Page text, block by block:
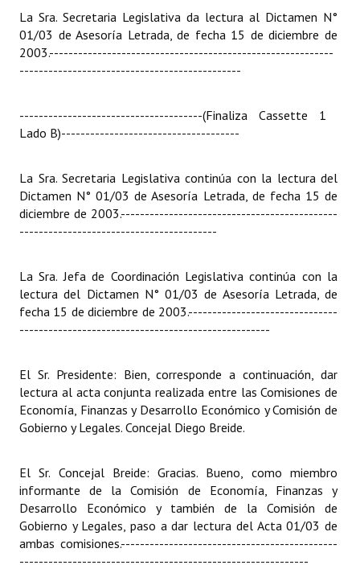
La Sra. Secretaria Legislativa da lectura al Dictamen N°
01/03 de Asesoría Letrada, de fecha 15 de diciembre de
2003.-----------------------------------------------------------
----------------------------------------------
--------------------------------------(Finaliza Cassette 1 
Lado B)-------------------------------------
La Sra. Secretaria Legislativa continúa con la lectura del
Dictamen N° 01/03 de Asesoría Letrada, de fecha 15 de
diciembre de 2003.---------------------------------------------
-----------------------------------------
La Sra. Jefa de Coordinación Legislativa continúa con la
lectura del Dictamen N° 01/03 de Asesoría Letrada, de
fecha 15 de diciembre de 2003.-------------------------------
----------------------------------------------------
El Sr. Presidente: Bien, corresponde a continuación, dar
lectura al acta conjunta realizada entre las Comisiones de
Economía, Finanzas y Desarrollo Económico y Comisión de
Gobierno y Legales. Concejal Diego Breide.
El Sr. Concejal Breide: Gracias. Bueno, como miembro
informante de la Comisión de Economía, Finanzas y
Desarrollo Económico y también de la Comisión de
Gobierno y Legales, paso a dar lectura del Acta 01/03 de
ambas comisiones.---------------------------------------------
------------------------------------------------------------